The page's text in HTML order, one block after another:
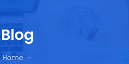
Blog
Home